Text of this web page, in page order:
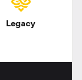
Legacy